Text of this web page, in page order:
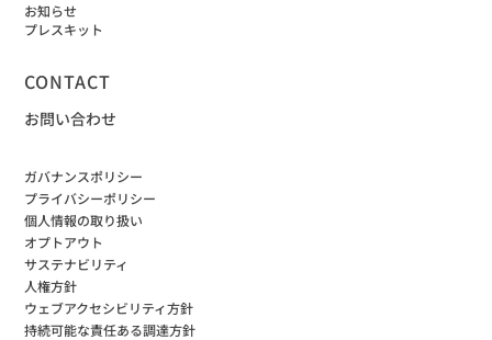
お知らせ
プレスキット
CONTACT
お問い合わせ
ガバナンスポリシー
プライバシーポリシー
個人情報の取り扱い
オプトアウト
サステナビリティ
人権方針
ウェブアクセシビリティ方針
持続可能な責任ある調達方針